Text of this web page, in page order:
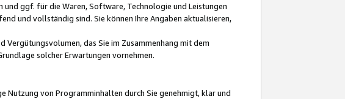
ggf. für die Waren, Software, Technologie und Leistungen
und vollständig sind. Sie können Ihre Angaben aktualisieren,
Vergütungsvolumen, das Sie im Zusammenhang mit dem
solcher Erwartungen vornehmen.
Nutzung von Programminhalten durch Sie genehmigt, klar und